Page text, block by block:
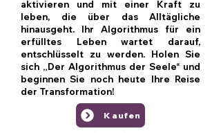
aktivieren und mit einer Kraft zu
leben, die über das Alltägliche
hinausgeht. Ihr Algorithmus für ein
erfülltes Leben wartet darauf,
entschlüsselt zu werden. Holen Sie
sich „Der Algorithmus der Seele“ und
beginnen Sie noch heute Ihre Reise
der Transformation!
Kaufen